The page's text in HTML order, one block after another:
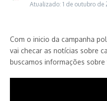
Atualizado: 1 de outubro de
Com o inicio da campanha
vai checar as notícias sobre
buscamos informações